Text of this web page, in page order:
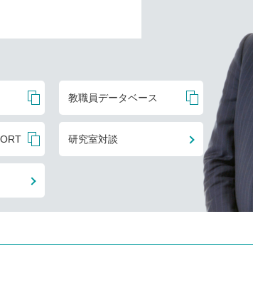
教職員データベース
研究室対談